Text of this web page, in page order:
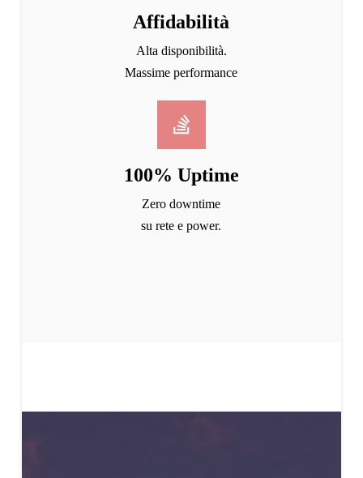
Affidabilità
Alta disponibilità.
Massime performance
100% Uptime
Zero downtime
su rete e power.